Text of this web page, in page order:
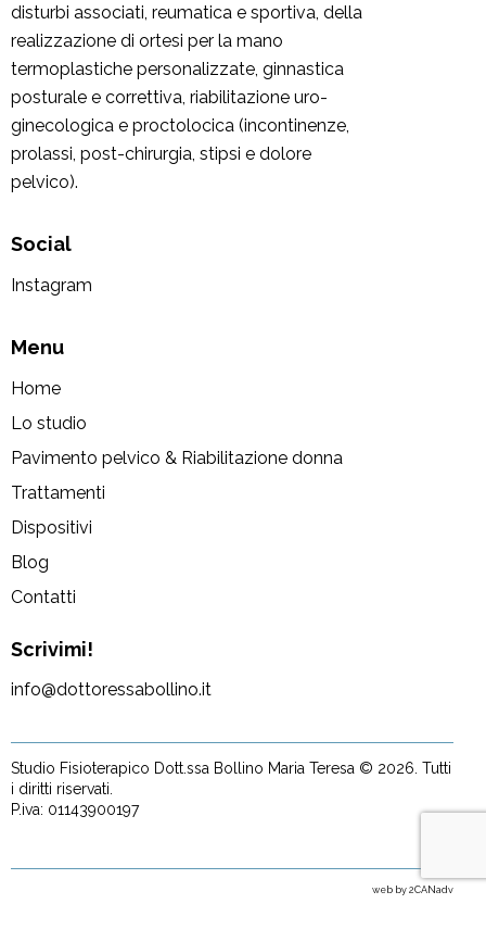
disturbi associati, reumatica e sportiva, della
realizzazione di ortesi per la mano
termoplastiche personalizzate, ginnastica
posturale e correttiva, riabilitazione uro-
ginecologica e proctolocica (incontinenze,
prolassi, post-chirurgia, stipsi e dolore
pelvico).
Social
Instagram
Menu
Home
Lo studio
Pavimento pelvico & Riabilitazione donna
Trattamenti
Dispositivi
Blog
Contatti
Scrivimi!
info@dottoressabollino.it
Studio Fisioterapico Dott.ssa Bollino Maria Teresa © 2026. Tutti
i diritti riservati.
P.iva: 01143900197
web by 2CANadv